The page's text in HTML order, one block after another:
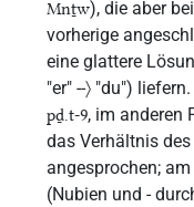
Mnṯw), die aber
vorherige
eine glattere
"er" --〉 "du")
pḏ.t-9, im anderen
das Verhältnis
angesprochen;
(Nubien und -